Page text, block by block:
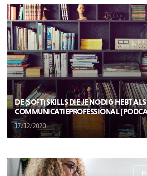
DE (SOFT) SKILLS DIE JE NODIG HEBT ALS
COMMUNICATIEPROFESSIONAL
17/12/2020